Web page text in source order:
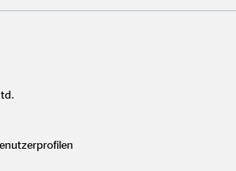
OVB.
und eine erfüllende
suchst, dann ist die Tätigkeit als
das Richtige für dich. Dein